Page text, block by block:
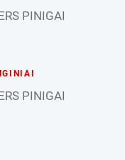
PINIGAI
PINIGAI